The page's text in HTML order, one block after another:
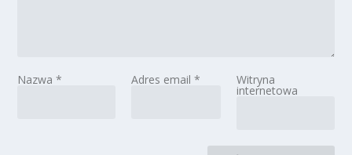
Nazwa* Adres email * Witryna
internetowa